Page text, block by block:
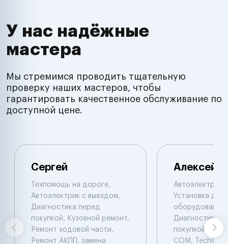
У нас надёжные
мастера
Мы стремимся проводить тщательную
проверку наших мастеров, чтобы
гарантировать качественное обслуживание по
доступной цене.
Сергей
Техпомощь на дороге,
Автоэлектрик с выездом,
Диагностика перед
покупкой, Кузовной ремонт,
Ремонт ходовой части,
Ремонт АКПП, замена
Алексей
Автоэлектрик
Установка доп.
оборудования,
Диагностика
покупкой.
COM,